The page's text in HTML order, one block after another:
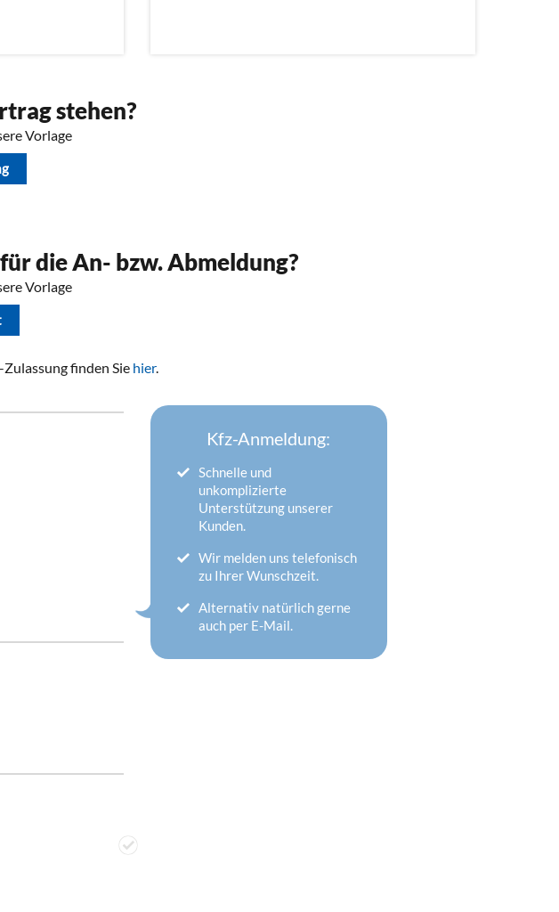
stehen?
Vorlage
die An- bzw. Abmeldung?
Vorlage
finden Sie hier.
Kfz-Anmeldung:
Schnelle und
unkomplizierte
Unterstützung unserer
Kunden.
Wir melden uns telefonisch
zu Ihrer Wunschzeit.
Alternativ natürlich gerne
auch per E-Mail.